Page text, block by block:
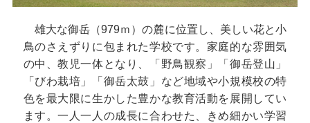
雄大な御岳（979ｍ）の麓に位置し、美しい花と小
鳥のさえずりに包まれた学校です。家庭的な雰囲気
の中、教児一体となり、「野鳥観察」「御岳登山」
「びわ栽培」「御岳太鼓」など地域や小規模校の特
色を最大限に生かした豊かな教育活動を展開してい
ます。一人一人の成長に合わせた、きめ細かい学習